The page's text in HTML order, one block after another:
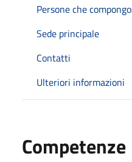
Persone che
Sede principale
Contatti
Ulteriori informazioni
Competenze